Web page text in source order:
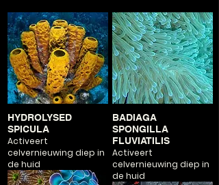
HYDROLYSED
SPICULA
Activeert
celvernieuwing diep in
de huid
BADIAGA
SPONGILLA
FLUVIATILIS
Activeert
celvernieuwing diep in
de huid